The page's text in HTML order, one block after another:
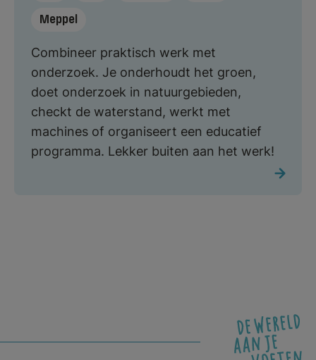
Meppel
Combineer praktisch werk met
onderzoek. Je onderhoudt het groen,
doet onderzoek in natuurgebieden,
checkt de waterstand, werkt met
machines of organiseert een educatief
programma. Lekker buiten aan het werk!